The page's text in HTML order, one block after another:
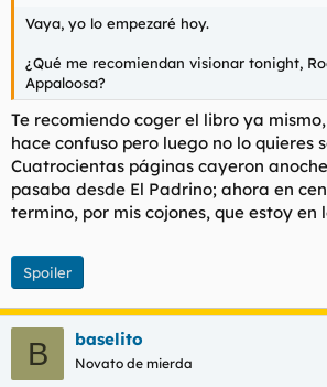
Vaya, yo lo empezaré hoy.
¿Qué me recomiendan visionar tonight,
Appaloosa?
Te recomiendo coger el libro ya
hace confuso pero luego no lo quieres
Cuatrocientas páginas cayeron
pasaba desde El Padrino; ahora en
termino, por mis cojones, que estoy en
Spoiler
B baselito
Novato de mierda